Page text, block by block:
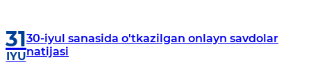
31
IYU
30-iyul sanasida o'tkazilgan onlayn savdolar
natijasi